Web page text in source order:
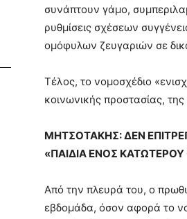
συνάπτουν γάμο,
ρυθμίσεις σχέσεων
ομόφυλων ζευγαριών σε
Τέλος, το νομοσχέδιο
κοινωνικής προστασίας,
ΜΗΤΣΟΤΑΚΗΣ: ΔΕΝ
«ΠΑΙΔΙΑ ΕΝΟΣ
Από την πλευρά του, ο
εβδομάδα, όσον αφορά το